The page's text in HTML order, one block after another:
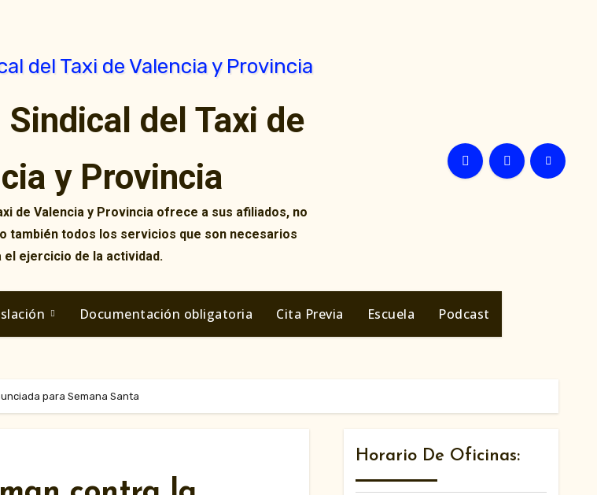
Sindical del Taxi de
y Provincia
de Valencia y Provincia ofrece a sus afiliados, no
también todos los servicios que son necesarios
el ejercicio de la actividad.
Documentación obligatoria Cita Previa Escuela Podcast
para Semana Santa
Horario De Oficinas: